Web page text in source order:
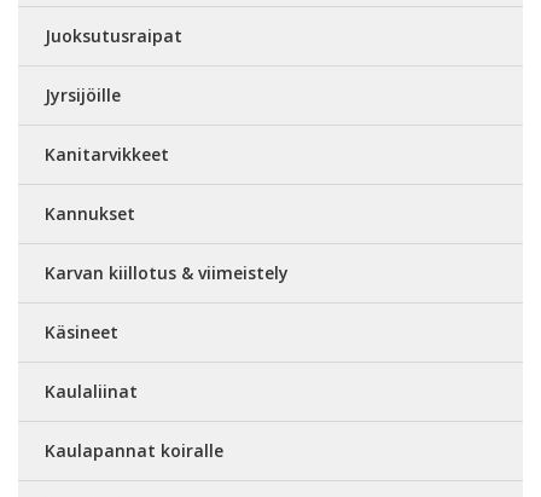
Juoksutusraipat
Jyrsijöille
Kanitarvikkeet
Kannukset
Karvan kiillotus & viimeistely
Käsineet
Kaulaliinat
Kaulapannat koiralle